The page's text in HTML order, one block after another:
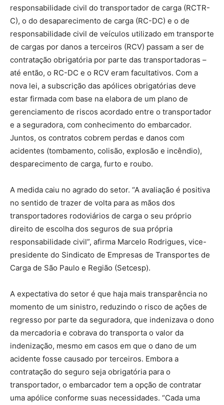
responsabilidade civil do transportador de carga (RCTR-
C), o do desaparecimento de carga (RC-DC) e o de
responsabilidade civil de veículos utilizado em transporte
de cargas por danos a terceiros (RCV) passam a ser de
contratação obrigatória por parte das transportadoras –
até então, o RC-DC e o RCV eram facultativos. Com a
nova lei, a subscrição das apólices obrigatórias deve
estar firmada com base na elabora de um plano de
gerenciamento de riscos acordado entre o transportador
e a seguradora, com conhecimento do embarcador.
Juntos, os contratos cobrem perdas e danos com
acidentes (tombamento, colisão, explosão e incêndio),
desparecimento de carga, furto e roubo.
A medida caiu no agrado do setor. “A avaliação é positiva
no sentido de trazer de volta para as mãos dos
transportadores rodoviários de carga o seu próprio
direito de escolha dos seguros de sua própria
responsabilidade civil”, afirma Marcelo Rodrigues, vice-
presidente do Sindicato de Empresas de Transportes de
Carga de São Paulo e Região (Setcesp).
A expectativa do setor é que haja mais transparência no
momento de um sinistro, reduzindo o risco de ações de
regresso por parte da seguradora, que indenizava o dono
da mercadoria e cobrava do transporta o valor da
indenização, mesmo em casos em que o dano de um
acidente fosse causado por terceiros. Embora a
contratação do seguro seja obrigatória para o
transportador, o embarcador tem a opção de contratar
uma apólice conforme suas necessidades. “Cada uma